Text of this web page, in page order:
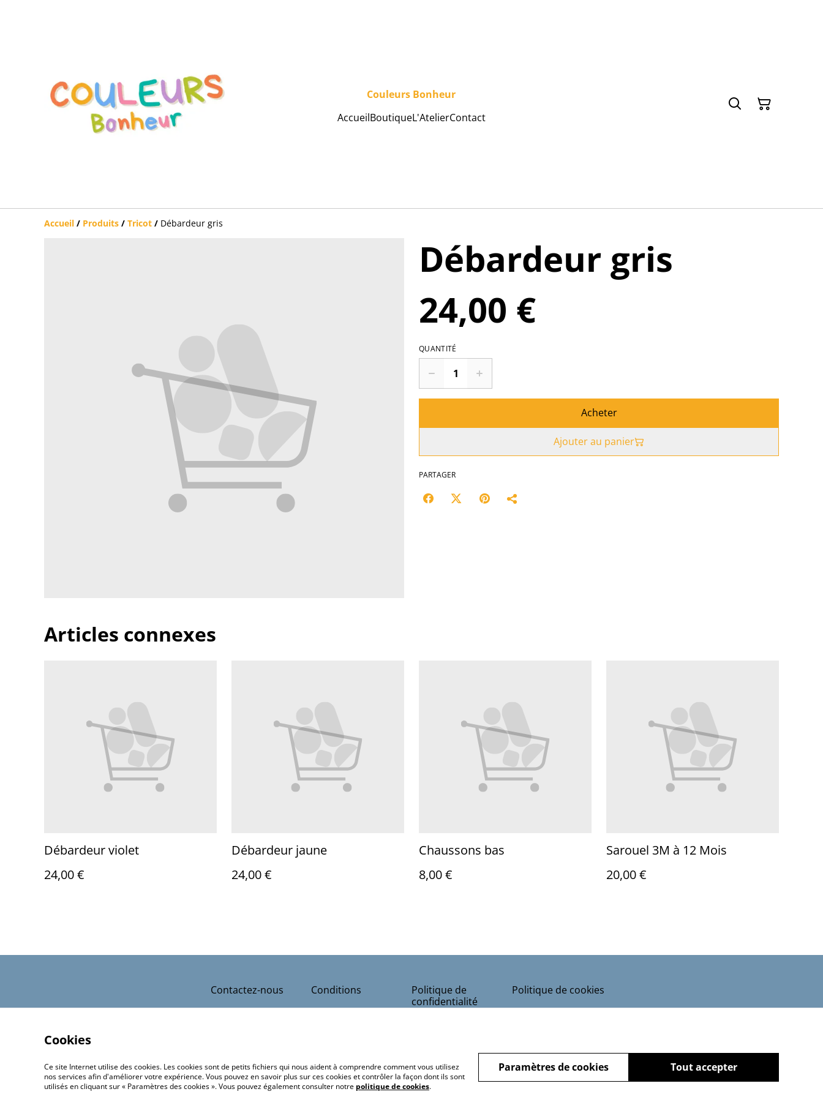
Couleurs Bonheur
AccueilBoutiqueL'AtelierContact
Accueil / Produits / Tricot / Débardeur gris
Débardeur gris
24,00 €
QUANTITÉ
Acheter
Ajouter au panier
PARTAGER
Articles connexes
Débardeur violet
24,00 €
Débardeur jaune
24,00 €
Chaussons bas
8,00 €
Sarouel 3M à 12 Mois
20,00 €
Contactez-nous Conditions
Politique de
confidentialité
Politique de cookies
©2026 Couleurs Bonheur
Cookies
Ce site Internet utilise des cookies. Les cookies sont de petits fichiers qui nous aident à comprendre comment vous utilisez
nos services afin d'améliorer votre expérience. Vous pouvez en savoir plus sur ces cookies et contrôler la façon dont ils sont
utilisés en cliquant sur « Paramètres des cookies ». Vous pouvez également consulter notre politique de cookies.
Tout accepter
Paramètres de cookies